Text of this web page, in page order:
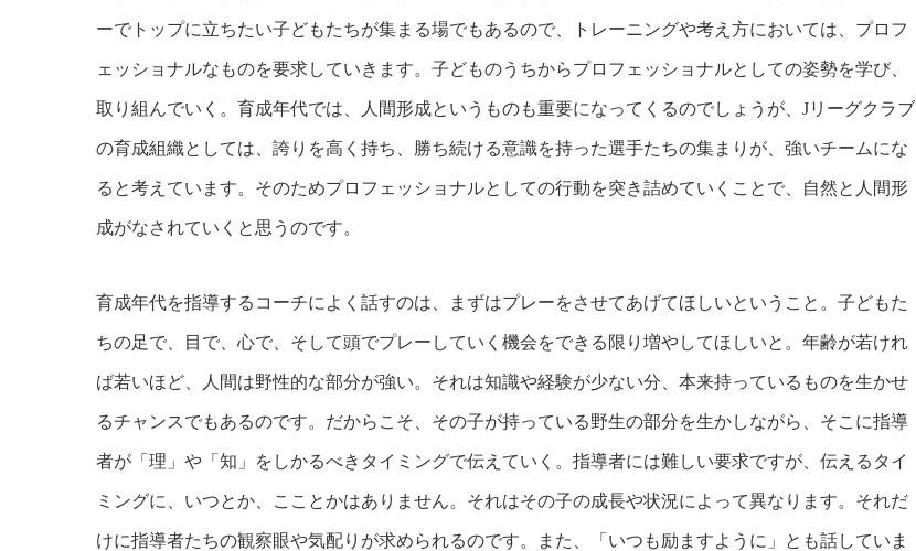
ーでトップに立ちたい子どもたちが集まる場でもあるので、トレーニングや考え方においては、プロフ
ェッショナルなものを要求していきます。子どものうちからプロフェッショナルとしての姿勢を学び、
取り組んでいく。育成年代では、人間形成というものも重要になってくるのでしょうが、Jリーグクラブ
の育成組織としては、誇りを高く持ち、勝ち続ける意識を持った選手たちの集まりが、強いチームにな
ると考えています。そのためプロフェッショナルとしての行動を突き詰めていくことで、自然と人間形
成がなされていくと思うのです。
育成年代を指導するコーチによく話すのは、まずはプレーをさせてあげてほしいということ。子どもた
ちの足で、目で、心で、そして頭でプレーしていく機会をできる限り増やしてほしいと。年齢が若けれ
ば若いほど、人間は野性的な部分が強い。それは知識や経験が少ない分、本来持っているものを生かせ
るチャンスでもあるのです。だからこそ、その子が持っている野生の部分を生かしながら、そこに指導
者が「理」や「知」をしかるべきタイミングで伝えていく。指導者には難しい要求ですが、伝えるタイ
ミングに、いつとか、こことかはありません。それはその子の成長や状況によって異なります。それだ
けに指導者たちの観察眼や気配りが求められるのです。また、「いつも励ますように」とも話していま